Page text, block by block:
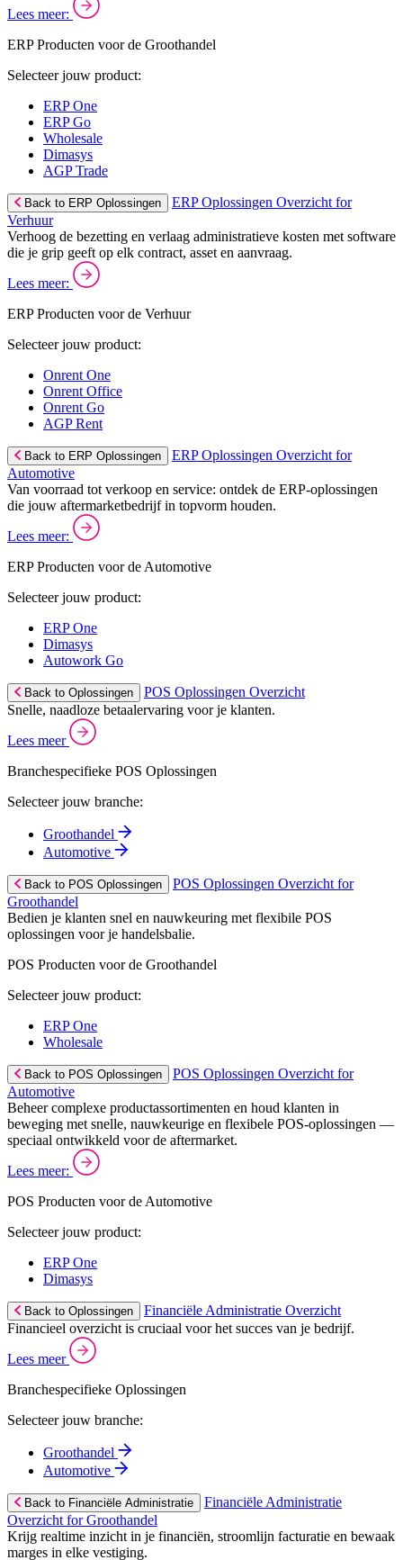
Lees meer:
ERP Producten voor de Groothandel
Selecteer jouw product:
ERP One
ERP Go
Wholesale
Dimasys
AGP Trade
Back to ERP Oplossingen
ERP Oplossingen Overzicht for
Verhuur
Verhoog de bezetting en verlaag administratieve kosten met software
die je grip geeft op elk contract, asset en aanvraag.
Lees meer:
ERP Producten voor de Verhuur
Selecteer jouw product:
Onrent One
Onrent Office
Onrent Go
AGP Rent
Back to ERP Oplossingen
ERP Oplossingen Overzicht for
Automotive
Van voorraad tot verkoop en service: ontdek de ERP-oplossingen
die jouw aftermarketbedrijf in topvorm houden.
Lees meer:
ERP Producten voor de Automotive
Selecteer jouw product:
ERP One
Dimasys
Autowork Go
Back to Oplossingen
POS Oplossingen Overzicht
Snelle, naadloze betaalervaring voor je klanten.
Lees meer
Branchespecifieke POS Oplossingen
Selecteer jouw branche:
Groothandel
Automotive
Back to POS Oplossingen
POS Oplossingen Overzicht for
Groothandel
Bedien je klanten snel en nauwkeuring met flexibile POS
oplossingen voor je handelsbalie.
POS Producten voor de Groothandel
Selecteer jouw product:
ERP One
Wholesale
Back to POS Oplossingen
POS Oplossingen Overzicht for
Automotive
Beheer complexe productassortimenten en houd klanten in
beweging met snelle, nauwkeurige en flexibele POS-oplossingen —
speciaal ontwikkeld voor de aftermarket.
Lees meer:
POS Producten voor de Automotive
Selecteer jouw product:
ERP One
Dimasys
Back to Oplossingen
Financiële Administratie Overzicht
Financieel overzicht is cruciaal voor het succes van je bedrijf.
Lees meer
Branchespecifieke Oplossingen
Selecteer jouw branche:
Groothandel
Automotive
Back to Financiële Administratie
Financiële Administratie
Overzicht for Groothandel
Krijg realtime inzicht in je financiën, stroomlijn facturatie en bewaak
marges in elke vestiging.